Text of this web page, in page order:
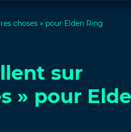
choses » pour Elden Ring
sur
» pour